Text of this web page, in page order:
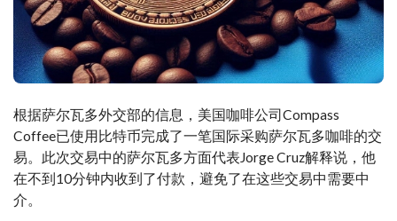
根据萨尔瓦多外交部的信息，美国咖啡公司Compass
Coffee已使用比特币完成了一笔国际采购萨尔瓦多咖啡的交
易。此次交易中的萨尔瓦多方面代表Jorge Cruz解释说，他
在不到10分钟内收到了付款，避免了在这些交易中需要中
介。